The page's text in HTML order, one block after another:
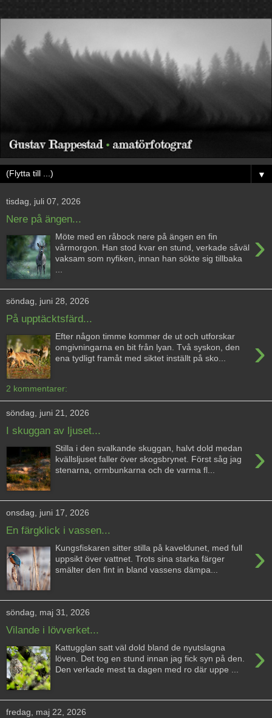
▼
tisdag, juli 07, 2026
Nere på ängen...
›
Möte med en råbock nere på ängen en fin
vårmorgon. Han stod kvar en stund, verkade såväl
vaksam som nyfiken, innan han sökte sig tillbaka
söndag, juni 28, 2026
På upptäcktsfärd...
›
Efter någon timme kommer de ut och utforskar
omgivningarna en bit från lyan. Två syskon, den
ena tydligt framåt med siktet inställt på sko...
2 kommentarer:
söndag, juni 21, 2026
I skuggan av ljuset...
›
Stilla i den svalkande skuggan, halvt dold medan
kvällsljuset faller över skogsbrynet. Först såg jag
stenarna, ormbunkarna och de varma fl...
onsdag, juni 17, 2026
En färgklick i vassen...
›
Kungsfiskaren sitter stilla på kaveldunet, med full
uppsikt över vattnet. Trots sina starka färger
smälter den fint in bland vassens dämpa...
söndag, maj 31, 2026
Vilande i lövverket...
›
Kattugglan satt väl dold bland de nyutslagna
löven. Det tog en stund innan jag fick syn på den.
Den verkade mest ta dagen med ro där uppe ...
fredag, maj 22, 2026